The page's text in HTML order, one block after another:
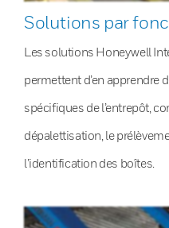
Solutions par
Les solutions Honeywell
permettent d’en apprendre
spécifiques de l’entrepôt,
dépalettisation, le
l’identification des boîtes.